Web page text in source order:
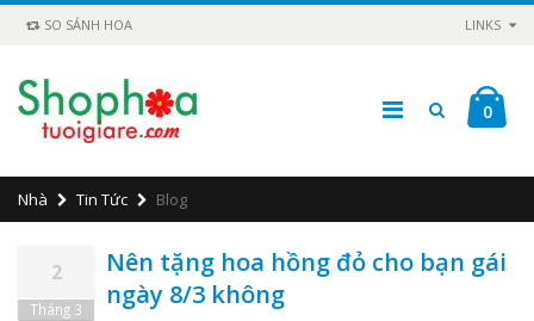
SO SÁNH HOA LINKS
0
Nhà Tin Tức Blog
2
Tháng 3
Nên tặng hoa hồng đỏ cho bạn gái
ngày 8/3 không